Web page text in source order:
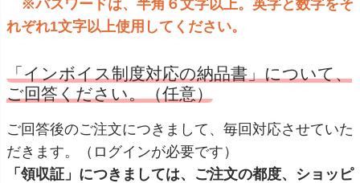
※パスワードは、半角６文字以上。英字と数字をそ
れぞれ1文字以上使用してください。
「インボイス制度対応の納品書」について、
ご回答ください。（任意）
ご回答後のご注文につきまして、毎回対応させていた
だきます。（ログインが必要です）
「領収証」につきましては、ご注文の都度、ショッピ